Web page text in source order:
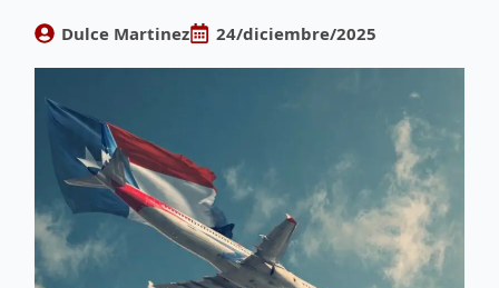
Dulce Martinez 24/diciembre/2025